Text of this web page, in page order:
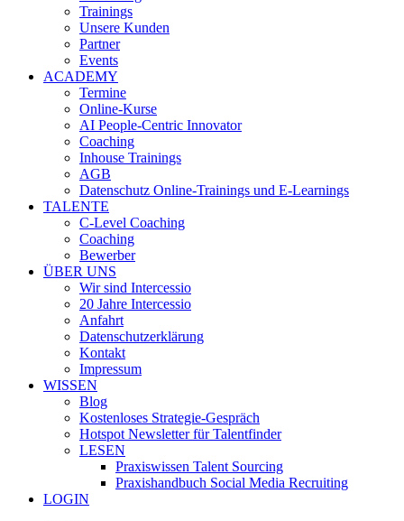
Trainings
Unsere Kunden
Partner
Events
ACADEMY
Termine
Online-Kurse
AI People-Centric Innovator
Coaching
Inhouse Trainings
AGB
Datenschutz Online-Trainings und E-Learnings
TALENTE
C-Level Coaching
Coaching
Bewerber
ÜBER UNS
Wir sind Intercessio
20 Jahre Intercessio
Anfahrt
Datenschutzerklärung
Kontakt
Impressum
WISSEN
Blog
Kostenloses Strategie-Gespräch
Hotspot Newsletter für Talentfinder
LESEN
Praxiswissen Talent Sourcing
Praxishandbuch Social Media Recruiting
LOGIN